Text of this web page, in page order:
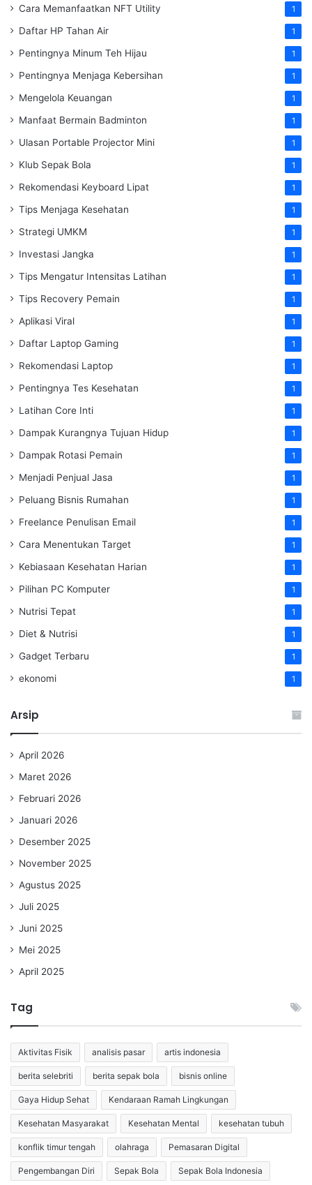
Cara Memanfaatkan NFT Utility 1
Daftar HP Tahan Air 1
Pentingnya Minum Teh Hijau 1
Pentingnya Menjaga Kebersihan 1
Mengelola Keuangan 1
Manfaat Bermain Badminton 1
Ulasan Portable Projector Mini 1
Klub Sepak Bola 1
Rekomendasi Keyboard Lipat 1
Tips Menjaga Kesehatan 1
Strategi UMKM 1
Investasi Jangka 1
Tips Mengatur Intensitas Latihan 1
Tips Recovery Pemain 1
Aplikasi Viral 1
Daftar Laptop Gaming 1
Rekomendasi Laptop 1
Pentingnya Tes Kesehatan 1
Latihan Core Inti 1
Dampak Kurangnya Tujuan Hidup 1
Dampak Rotasi Pemain 1
Menjadi Penjual Jasa 1
Peluang Bisnis Rumahan 1
Freelance Penulisan Email 1
Cara Menentukan Target 1
Kebiasaan Kesehatan Harian 1
Pilihan PC Komputer 1
Nutrisi Tepat 1
Diet & Nutrisi 1
Gadget Terbaru 1
ekonomi 1
Arsip
April 2026
Maret 2026
Februari 2026
Januari 2026
Desember 2025
November 2025
Agustus 2025
Juli 2025
Juni 2025
Mei 2025
April 2025
Tag
Aktivitas Fisik analisis pasar artis indonesia
berita selebriti berita sepak bola bisnis online
Gaya Hidup Sehat Kendaraan Ramah Lingkungan
Kesehatan Masyarakat Kesehatan Mental kesehatan tubuh
konflik timur tengah olahraga Pemasaran Digital
Pengembangan Diri Sepak Bola Sepak Bola Indonesia